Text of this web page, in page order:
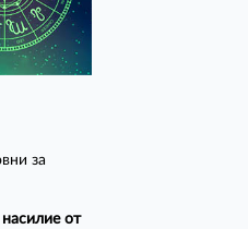
за
от